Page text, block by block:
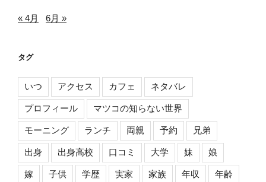
« 4月 6月 »
タグ
いつ アクセス カフェ ネタバレ
プロフィール マツコの知らない世界
モーニング ランチ 両親 予約 兄弟
出身 出身高校 口コミ 大学 妹 娘
嫁 子供 学歴 実家 家族 年収 年齢